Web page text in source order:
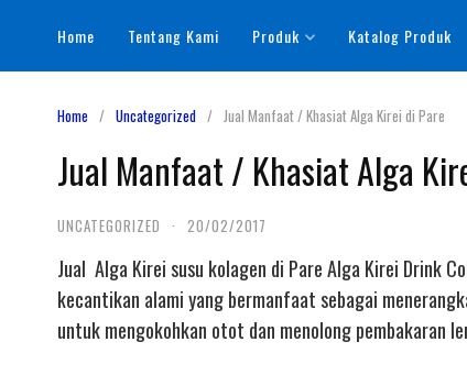
content
Home Tentang Kami Produk Katalog Produk
Home Uncategorized Jual Manfaat / Khasiat Alga Kirei di Pare
Jual Manfaat / Khasiat Alga
UNCATEGORIZED · 20/02/2017
Jual Alga Kirei susu kolagen di Pare Alga Kirei Drink
kecantikan alami yang bermanfaat sebagai
untuk mengokohkan otot dan menolong pembakaran